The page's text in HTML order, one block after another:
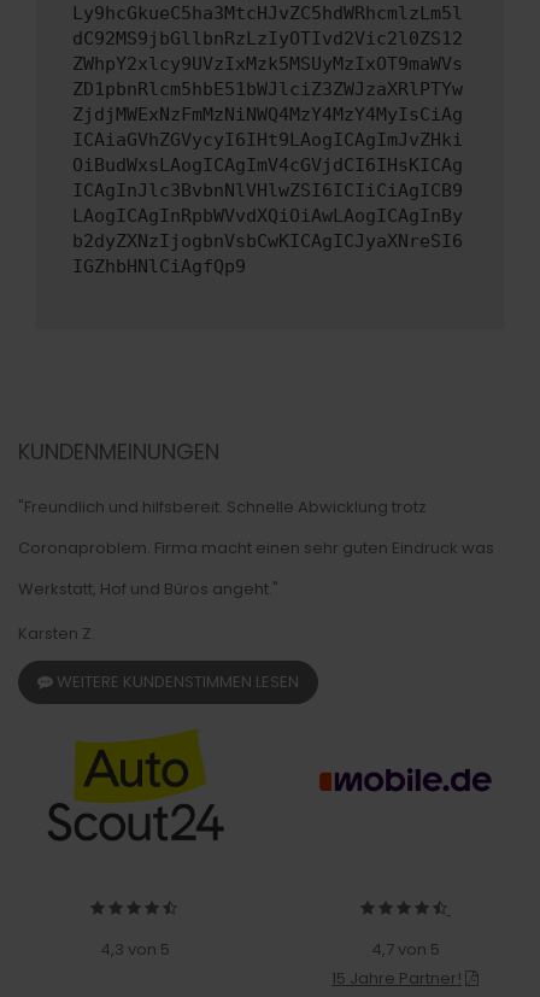
Ly9hcGkueC5ha3MtcHJvZC5hdWRhcmlzLm5l
dC92MS9jbGllbnRzLzIyOTIvd2Vic2l0ZS12
ZWhpY2xlcy9UVzIxMzk5MSUyMzIxOT9maWVs
ZD1pbnRlcm5hbE51bWJlciZ3ZWJzaXRlPTYw
ZjdjMWExNzFmMzNiNWQ4MzY4MzY4MyIsCiAg
ICAiaGVhZGVycyI6IHt9LAogICAgImJvZHki
OiBudWxsLAogICAgImV4cGVjdCI6IHsKICAg
ICAgInJlc3BvbnNlVHlwZSI6ICIiCiAgICB9
LAogICAgInRpbWVvdXQiOiAwLAogICAgInBy
b2dyZXNzIjogbnVsbCwKICAgICJyaXNreSI6
IGZhbHNlCiAgfQp9
KUNDENMEINUNGEN
"Freundlich und hilfsbereit. Schnelle Abwicklung trotz
Coronaproblem. Firma macht einen sehr guten Eindruck was
Werkstatt, Hof und Büros angeht."
Karsten Z.
WEITERE KUNDENSTIMMEN LESEN
4,3 von 5
4,7 von 5
15 Jahre Partner!